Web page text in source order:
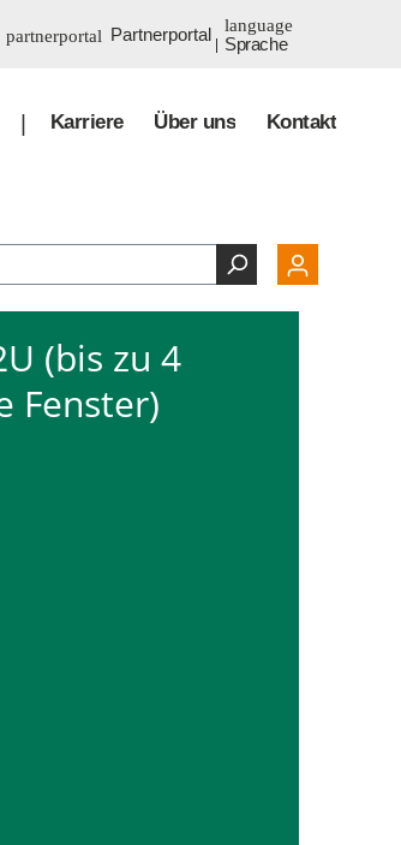
Partnerportal Sprache
INT
Karriere Über uns Kontakt
(bis zu 4
Fenster)